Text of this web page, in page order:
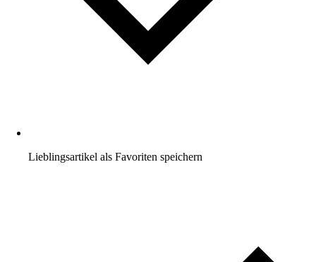
Lieblingsartikel als Favoriten speichern